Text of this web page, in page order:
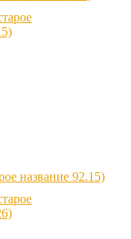
название 92.15)